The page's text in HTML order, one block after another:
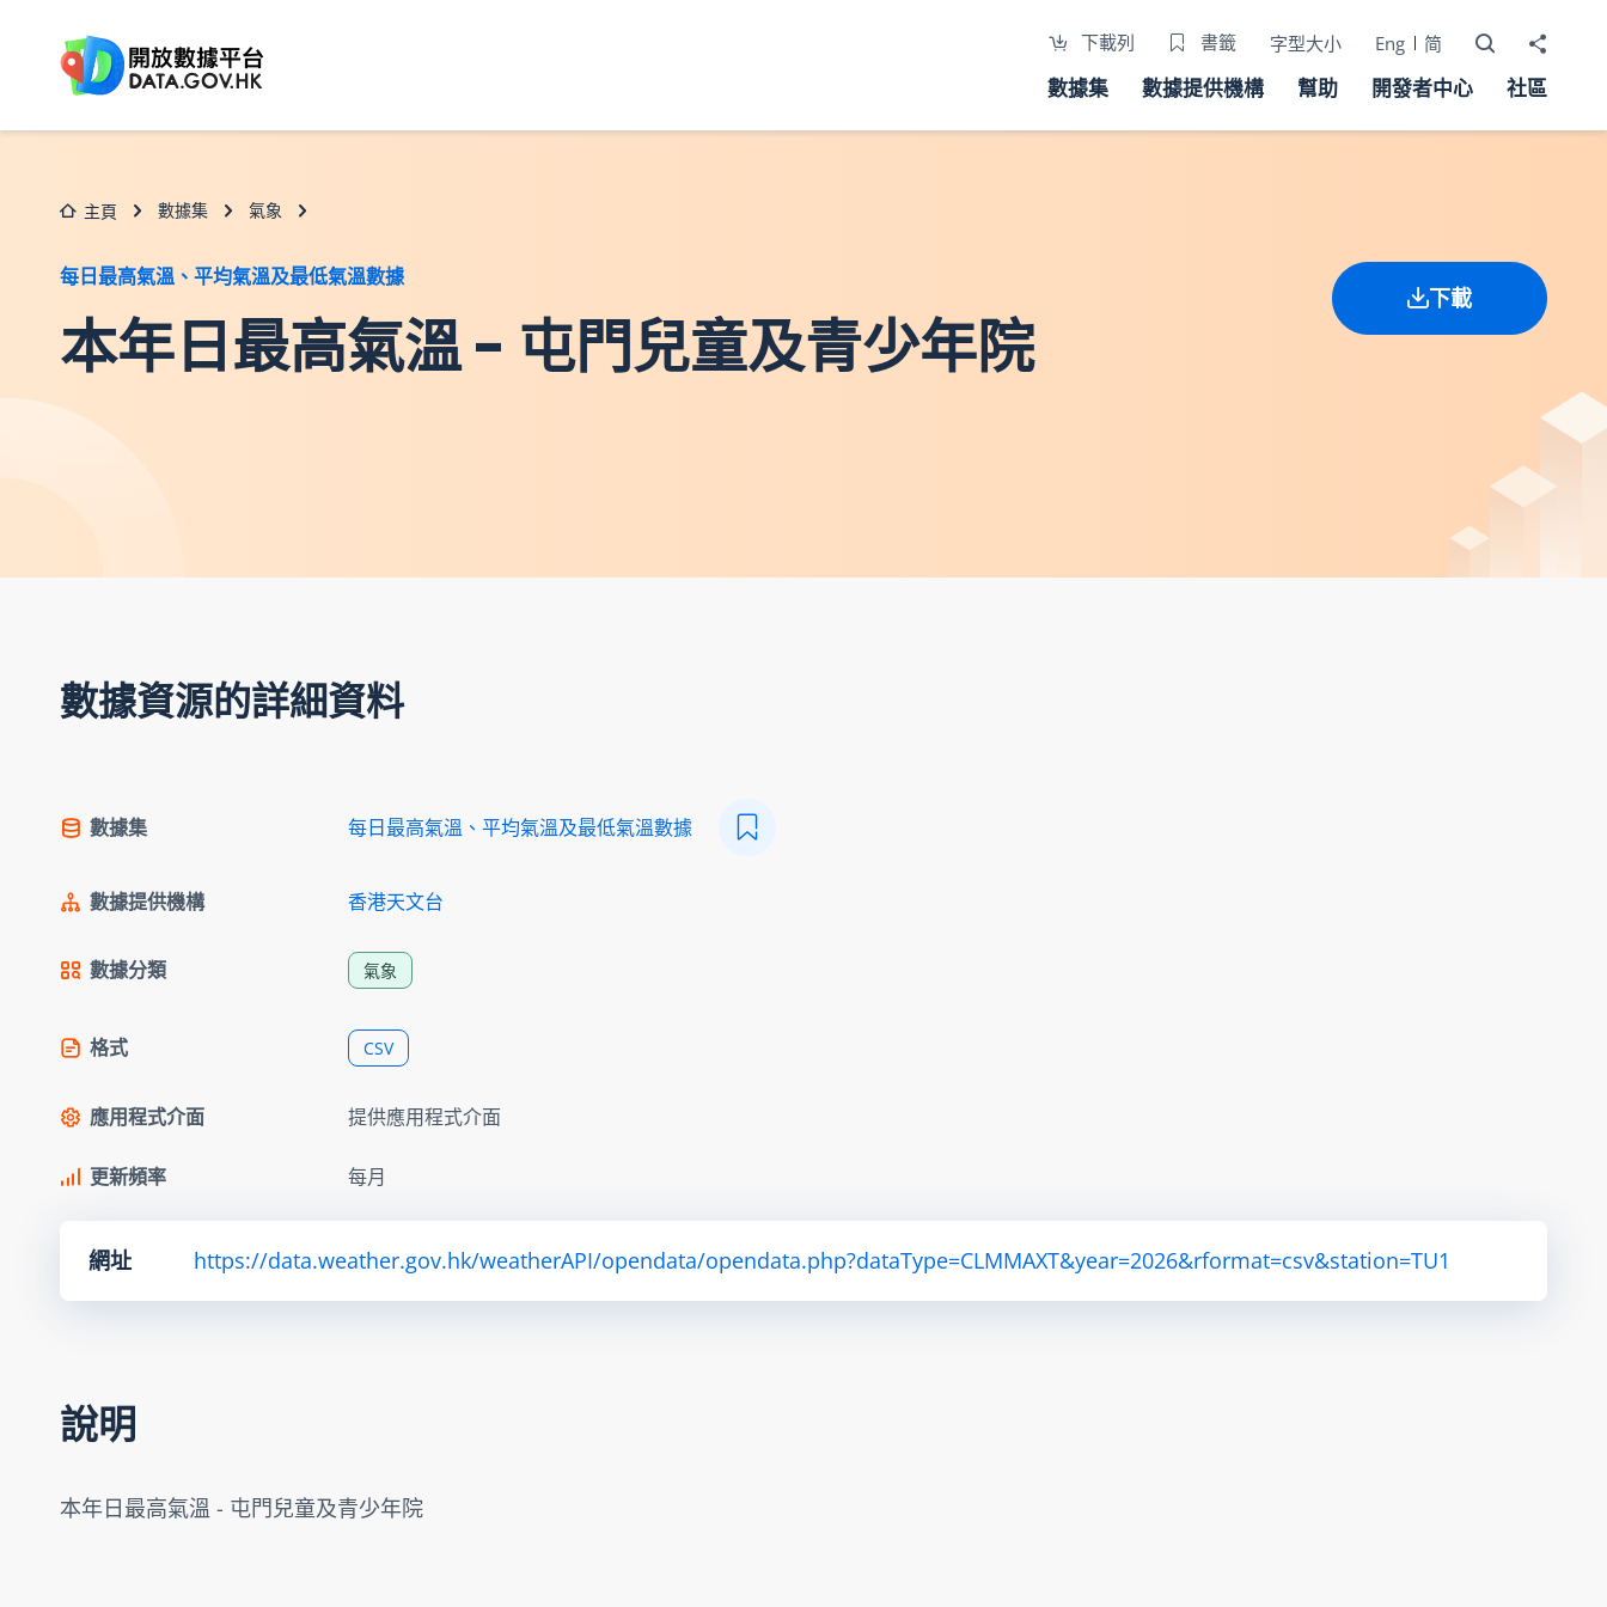
下載列 書籤 字型大小 Eng 简 打開搜尋器
分享至
數據集 數據提供機構 幫助 開發者中心 社區
主頁 數據集 氣象
每日最高氣溫、平均氣溫及最低氣溫數據
本年日最高氣溫 - 屯門兒童及青少年院
下載
數據資源的詳細資料
數據集 每日最高氣溫、平均氣溫及最低氣溫數據
數據提供機構 香港天文台
數據分類 氣象
格式 CSV
應用程式介面 提供應用程式介面
更新頻率 每月
網址 https://data.weather.gov.hk/weatherAPI/opendata/opendata.php?dataType=CLMMAXT&year=2026&rformat=csv&station=TU1
說明
本年日最高氣溫 - 屯門兒童及青少年院